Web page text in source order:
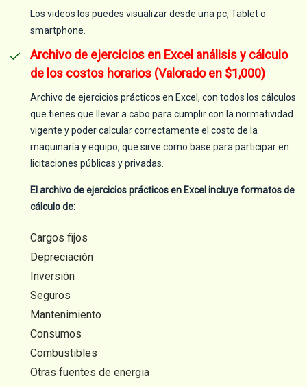
Los videos los puedes visualizar desde una pc, Tablet o
smartphone.
Archivo de ejercicios en Excel análisis y cálculo
de los costos horarios (Valorado en $1,000)
Archivo de ejercicios prácticos en Excel, con todos los cálculos
que tienes que llevar a cabo para cumplir con la normatividad
vigente y poder calcular correctamente el costo de la
maquinaría y equipo, que sirve como base para participar en
licitaciones públicas y privadas.
El archivo de ejercicios prácticos en Excel incluye formatos de
cálculo de:
Cargos fijos
Depreciación
Inversión
Seguros
Mantenimiento
Consumos
Combustibles
Otras fuentes de energia